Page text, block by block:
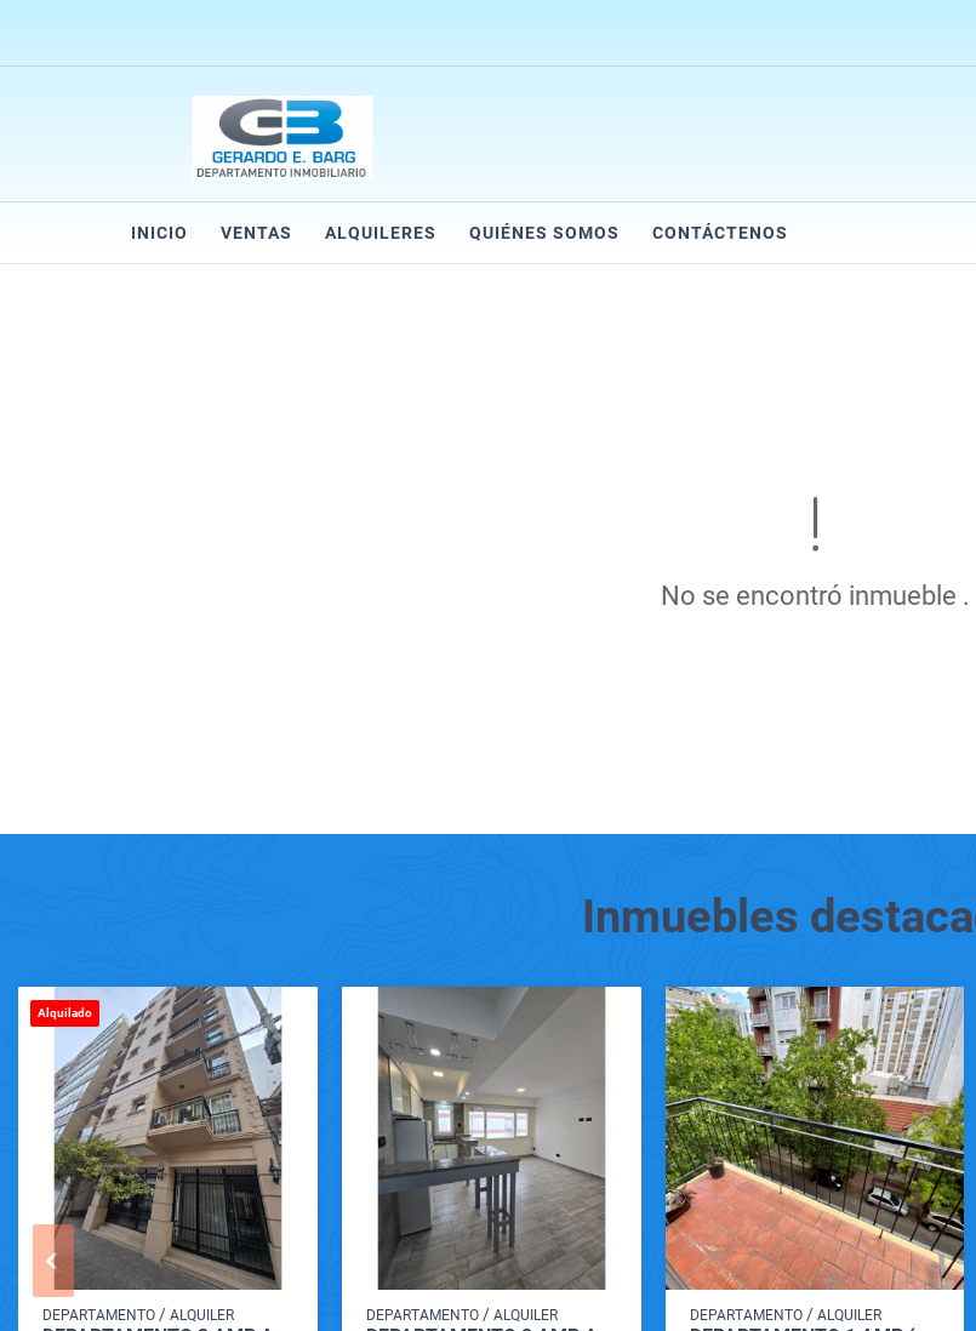
INICIO VENTAS ALQUILERES QUIÉNES SOMOS CONTÁCTENOS
No se encontró inmueble .
Inmuebles
Alquilado
DEPARTAMENTO / ALQUILER DEPARTAMENTO/ ALQUILER DEPARTAMENTO/ ALQUILER